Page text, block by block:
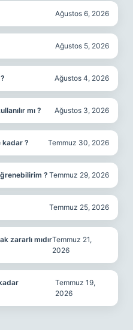
Ağustos 6, 2026
Ağustos 5, 2026
Ağustos 4, 2026
mı ? Ağustos 3, 2026
kadar ? Temmuz 30, 2026
? Temmuz 29, 2026
Temmuz 25, 2026
zararlı mıdırTemmuz 21,
2026
Temmuz 19,
2026